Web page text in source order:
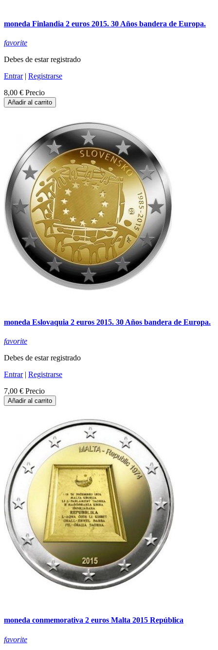
moneda Finlandia 2 euros 2015. 30 Años bandera de Europa.
favorite
Debes de estar registrado
Entrar| Registrarse
8,00 € Precio
Añadir al carrito
moneda Eslovaquia 2 euros 2015. 30 Años bandera de Europa.
favorite
Debes de estar registrado
Entrar| Registrarse
7,00 € Precio
Añadir al carrito
moneda conmemorativa 2 euros Malta 2015 República
favorite